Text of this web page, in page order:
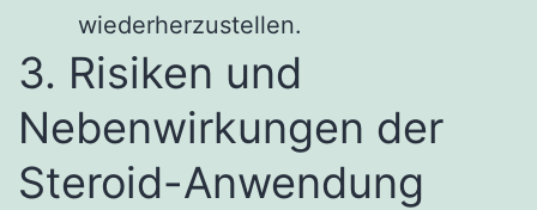
wiederherzustellen.
3. Risiken und
Nebenwirkungen der
Steroid-Anwendung